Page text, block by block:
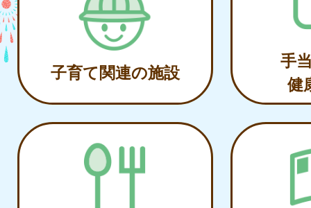
子育て関連の施設
手
健